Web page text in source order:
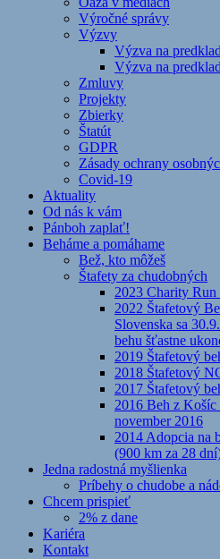
Výročné správy
Výzvy
Výzva na
Výzva na
Zmluvy
Projekty
Zbierky
Štatút
GDPR
Zásady ochrany
Covid-19
Aktuality
Od nás k vám
Pánboh zaplať!
Beháme a pomáhame
Bež, kto môžeš
Štafety za chudobných
2023 Charity Run
2022 Štafetový
Slovenska sa
behu šťastne
2019 Štafetový
2018 Štafetový
2017 Štafetový
2016 Beh z Košíc
november 2016
2014 Adopcia na
(900 km za 28
Jedna radostná myšlienka
Príbehy o chudobe a
Chcem prispieť
2% z dane
Kariéra
Kontakt